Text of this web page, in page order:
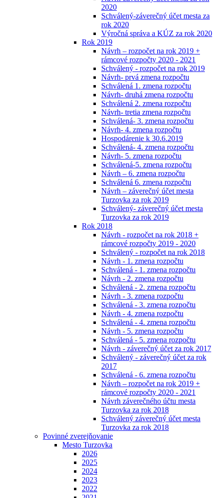
2020
Schválený-záverečný účet mesta za
rok 2020
Výročná správa a KÚZ za rok 2020
Rok 2019
Návrh – rozpočet na rok 2019 +
rámcové rozpočty 2020 - 2021
Schválený - rozpočet na rok 2019
Návrh- prvá zmena rozpočtu
Schválená 1. zmena rozpočtu
Návrh- druhá zmena rozpočtu
Schválená 2. zmena rozpočtu
Návrh- tretia zmena rozpočtu
Schválená- 3. zmena rozpočtu
Návrh- 4. zmena rozpočtu
Hospodárenie k 30.6.2019
Schválená- 4. zmena rozpočtu
Návrh- 5. zmena rozpočtu
Schválená-5. zmena rozpočtu
Návrh – 6. zmena rozpočtu
Schválená 6. zmena rozpočtu
Návrh – záverečný účet mesta
Turzovka za rok 2019
Schválený- záverečný účet mesta
Turzovka za rok 2019
Rok 2018
Návrh - rozpočet na rok 2018 +
rámcové rozpočty 2019 - 2020
Schválený - rozpočet na rok 2018
Návrh - 1. zmena rozpočtu
Schválená - 1. zmena rozpočtu
Návrh - 2. zmena rozpočtu
Schválená - 2. zmena rozpočtu
Návrh - 3. zmena rozpočtu
Schválená - 3. zmena rozpočtu
Návrh - 4. zmena rozpočtu
Schválená - 4. zmena rozpočtu
Návrh - 5. zmena rozpočtu
Schválená - 5. zmena rozpočtu
Návrh - záverečný účet za rok 2017
Schválený - záverečný účet za rok
2017
Schválená - 6. zmena rozpočtu
Návrh – rozpočet na rok 2019 +
rámcové rozpočty 2020 - 2021
Návrh záverečného účtu mesta
Turzovka za rok 2018
Schválený záverečný účet mesta
Turzovka za rok 2018
Povinné zverejňovanie
Mesto Turzovka
2026
2025
2024
2023
2022